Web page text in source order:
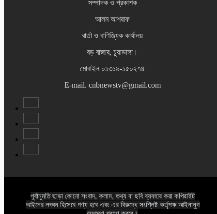
সম্পাদক ও প্রকাশক
আলম আশরাফ
বার্তা ও বাণিজ্যিক কার্যালয়
বড় বাজার, চুয়াডাঙ্গা।
মোবাইল ০১৩১৯-১৫০২৭৪
E-mail. cnbnewstv@gmail.com
পূর্বানুমতি ছাড়া কোনো সংবাদ, কলাম, তথ্য বা ছবি ব্যবহার করা কপিরাইট
আইনের লঙ্ঘন হিসেবে গণ্য হবে এবং এর বিরুদ্ধে সংশ্লিষ্ট কর্তৃপক্ষ আইনানুগ